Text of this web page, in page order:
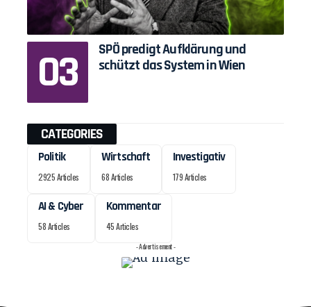
SPÖ predigt Aufklärung und
schützt das System in Wien
CATEGORIES
Politik
2925 Articles
Wirtschaft
68 Articles
Investigativ
179 Articles
AI & Cyber
58 Articles
Kommentar
45 Articles
- Advertisement -